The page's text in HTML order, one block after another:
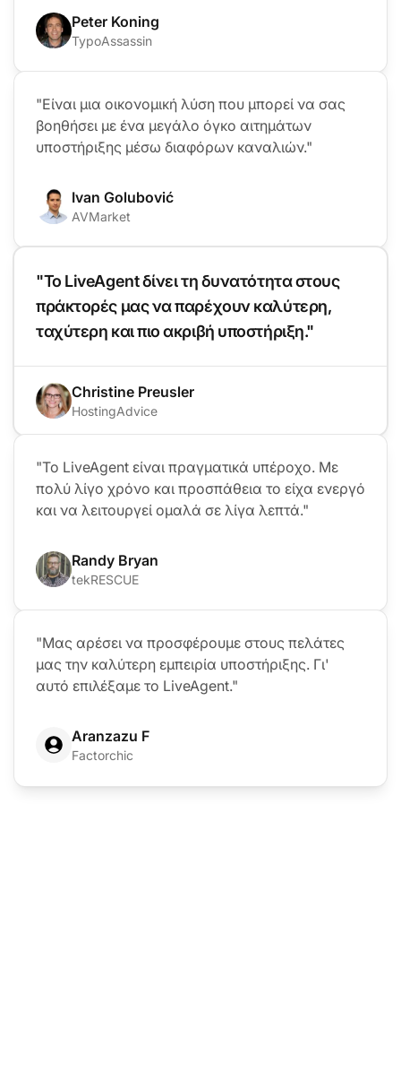
Peter Koning
TypoAssassin
"Είναι μια οικονομική λύση που μπορεί να σας
βοηθήσει με ένα μεγάλο όγκο αιτημάτων
υποστήριξης μέσω διαφόρων καναλιών."
Ivan Golubović
AVMarket
"Το LiveAgent δίνει τη δυνατότητα στους
πράκτορές μας να παρέχουν καλύτερη,
ταχύτερη και πιο ακριβή υποστήριξη."
Christine Preusler
HostingAdvice
"Το LiveAgent είναι πραγματικά υπέροχο. Με
πολύ λίγο χρόνο και προσπάθεια το είχα ενεργό
και να λειτουργεί ομαλά σε λίγα λεπτά."
Randy Bryan
tekRESCUE
"Μας αρέσει να προσφέρουμε στους πελάτες
μας την καλύτερη εμπειρία υποστήριξης. Γι'
αυτό επιλέξαμε το LiveAgent."
Aranzazu F
Factorchic